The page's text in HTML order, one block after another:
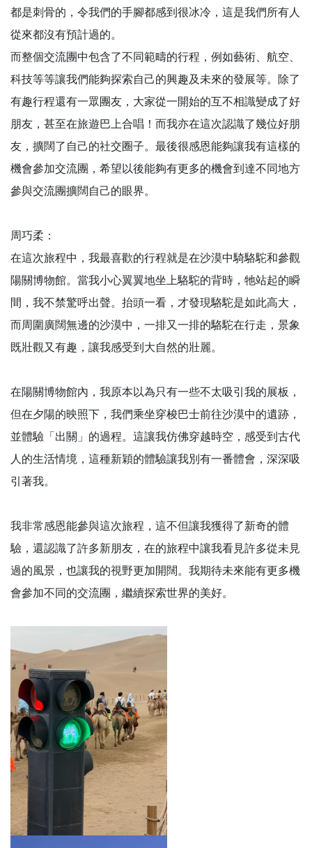
都是刺骨的，令我們的手腳都感到很冰冷，這是我們所有人
從來都沒有預計過的。
而整個交流團中包含了不同範疇的行程，例如藝術、航空、
科技等等讓我們能夠探索自己的興趣及未來的發展等。除了
有趣行程還有一眾團友，大家從一開始的互不相識變成了好
朋友，甚至在旅遊巴上合唱！而我亦在這次認識了幾位好朋
友，擴闊了自己的社交圈子。最後很感恩能夠讓我有這樣的
機會參加交流團，希望以後能夠有更多的機會到達不同地方
參與交流團擴闊自己的眼界。
周巧柔：
在這次旅程中，我最喜歡的行程就是在沙漠中騎駱駝和參觀
陽關博物館。當我小心翼翼地坐上駱駝的背時，牠站起的瞬
間，我不禁驚呼出聲。抬頭一看，才發現駱駝是如此高大，
而周圍廣闊無邊的沙漠中，一排又一排的駱駝在行走，景象
既壯觀又有趣，讓我感受到大自然的壯麗。
在陽關博物館內，我原本以為只有一些不太吸引我的展板，
但在夕陽的映照下，我們乘坐穿梭巴士前往沙漠中的遺跡，
並體驗「出關」的過程。這讓我仿佛穿越時空，感受到古代
人的生活情境，這種新穎的體驗讓我別有一番體會，深深吸
引著我。
我非常感恩能參與這次旅程，這不但讓我獲得了新奇的體
驗，還認識了許多新朋友，在的旅程中讓我看見許多從未見
過的風景，也讓我的視野更加開闊。我期待未來能有更多機
會參加不同的交流團，繼續探索世界的美好。